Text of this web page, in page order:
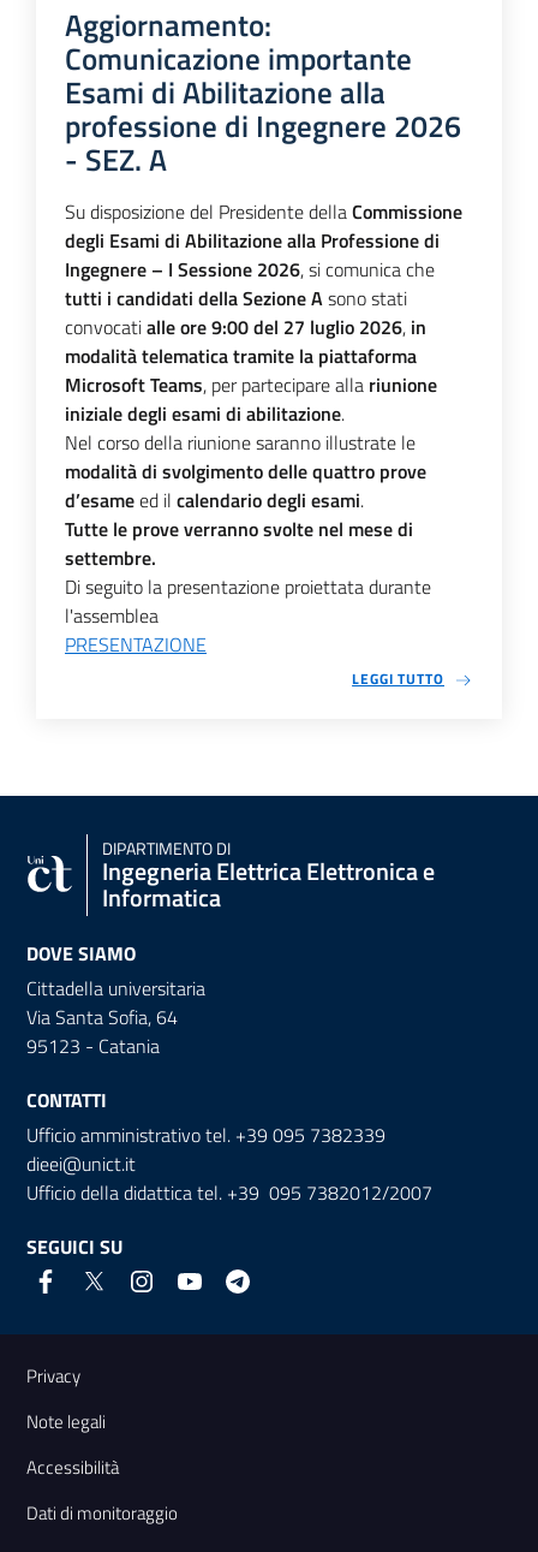
Aggiornamento:
Comunicazione importante
Esami di Abilitazione alla
professione di Ingegnere 2026
- SEZ. A
Su disposizione del Presidente dellaCommissione
degli Esami di Abilitazione alla Professione di
Ingegnere – I Sessione 2026, si comunica che
tutti i candidati della Sezione Asono stati
convocatialle ore 9:00 del 27 luglio 2026, in
modalità telematica tramite la piattaforma
Microsoft Teams, per partecipare alla riunione
iniziale degli esami di abilitazione.
Nel corso della riunione saranno illustrate le
modalità di svolgimento delle quattro prove
d’esameed il calendario degli esami.
Tutte le prove verranno svolte nel mese di
settembre.
Di seguito la presentazione proiettata durante
l'assemblea
PRESENTAZIONE
LEGGI TUTTO
DIPARTIMENTO DI
Ingegneria Elettrica Elettronica e
Informatica
DOVE SIAMO
Cittadella universitaria
Via Santa Sofia, 64
95123 - Catania
CONTATTI
Ufficio amministrativo tel. +39 095 7382339
dieei@unict.it
Ufficio della didattica tel. +39 095 7382012/2007
SEGUICI SU
Link e informazioni utili
Privacy
Note legali
Accessibilità
Dati di monitoraggio